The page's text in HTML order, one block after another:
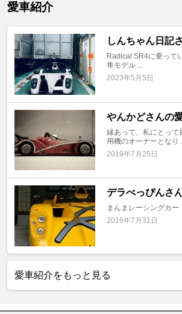
愛車紹介
しんちゃん日記
Radical SR4に乗って
隼モデル ...
2023年5月5日
やんかどさんの
縁あって、私にとって
用機のオーナーとなり ...
2019年7月25日
デラべっぴんさ
まんまレーシングカー
2016年7月31日
愛車紹介をもっと見る